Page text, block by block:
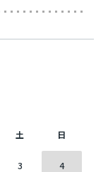
土 日
3 4